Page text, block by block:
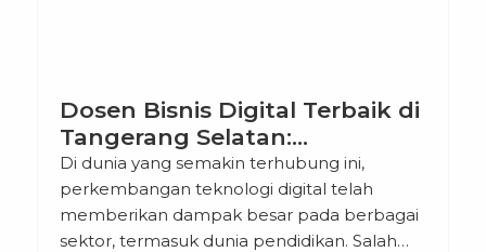
Dosen Bisnis Digital Terbaik di
Tangerang Selatan:
Meningkatkan Kualitas
Pendidikan Digital di Era
Modern
Di dunia yang semakin terhubung ini,
perkembangan teknologi digital telah
memberikan dampak besar pada berbagai
sektor, termasuk dunia pendidikan. Salah